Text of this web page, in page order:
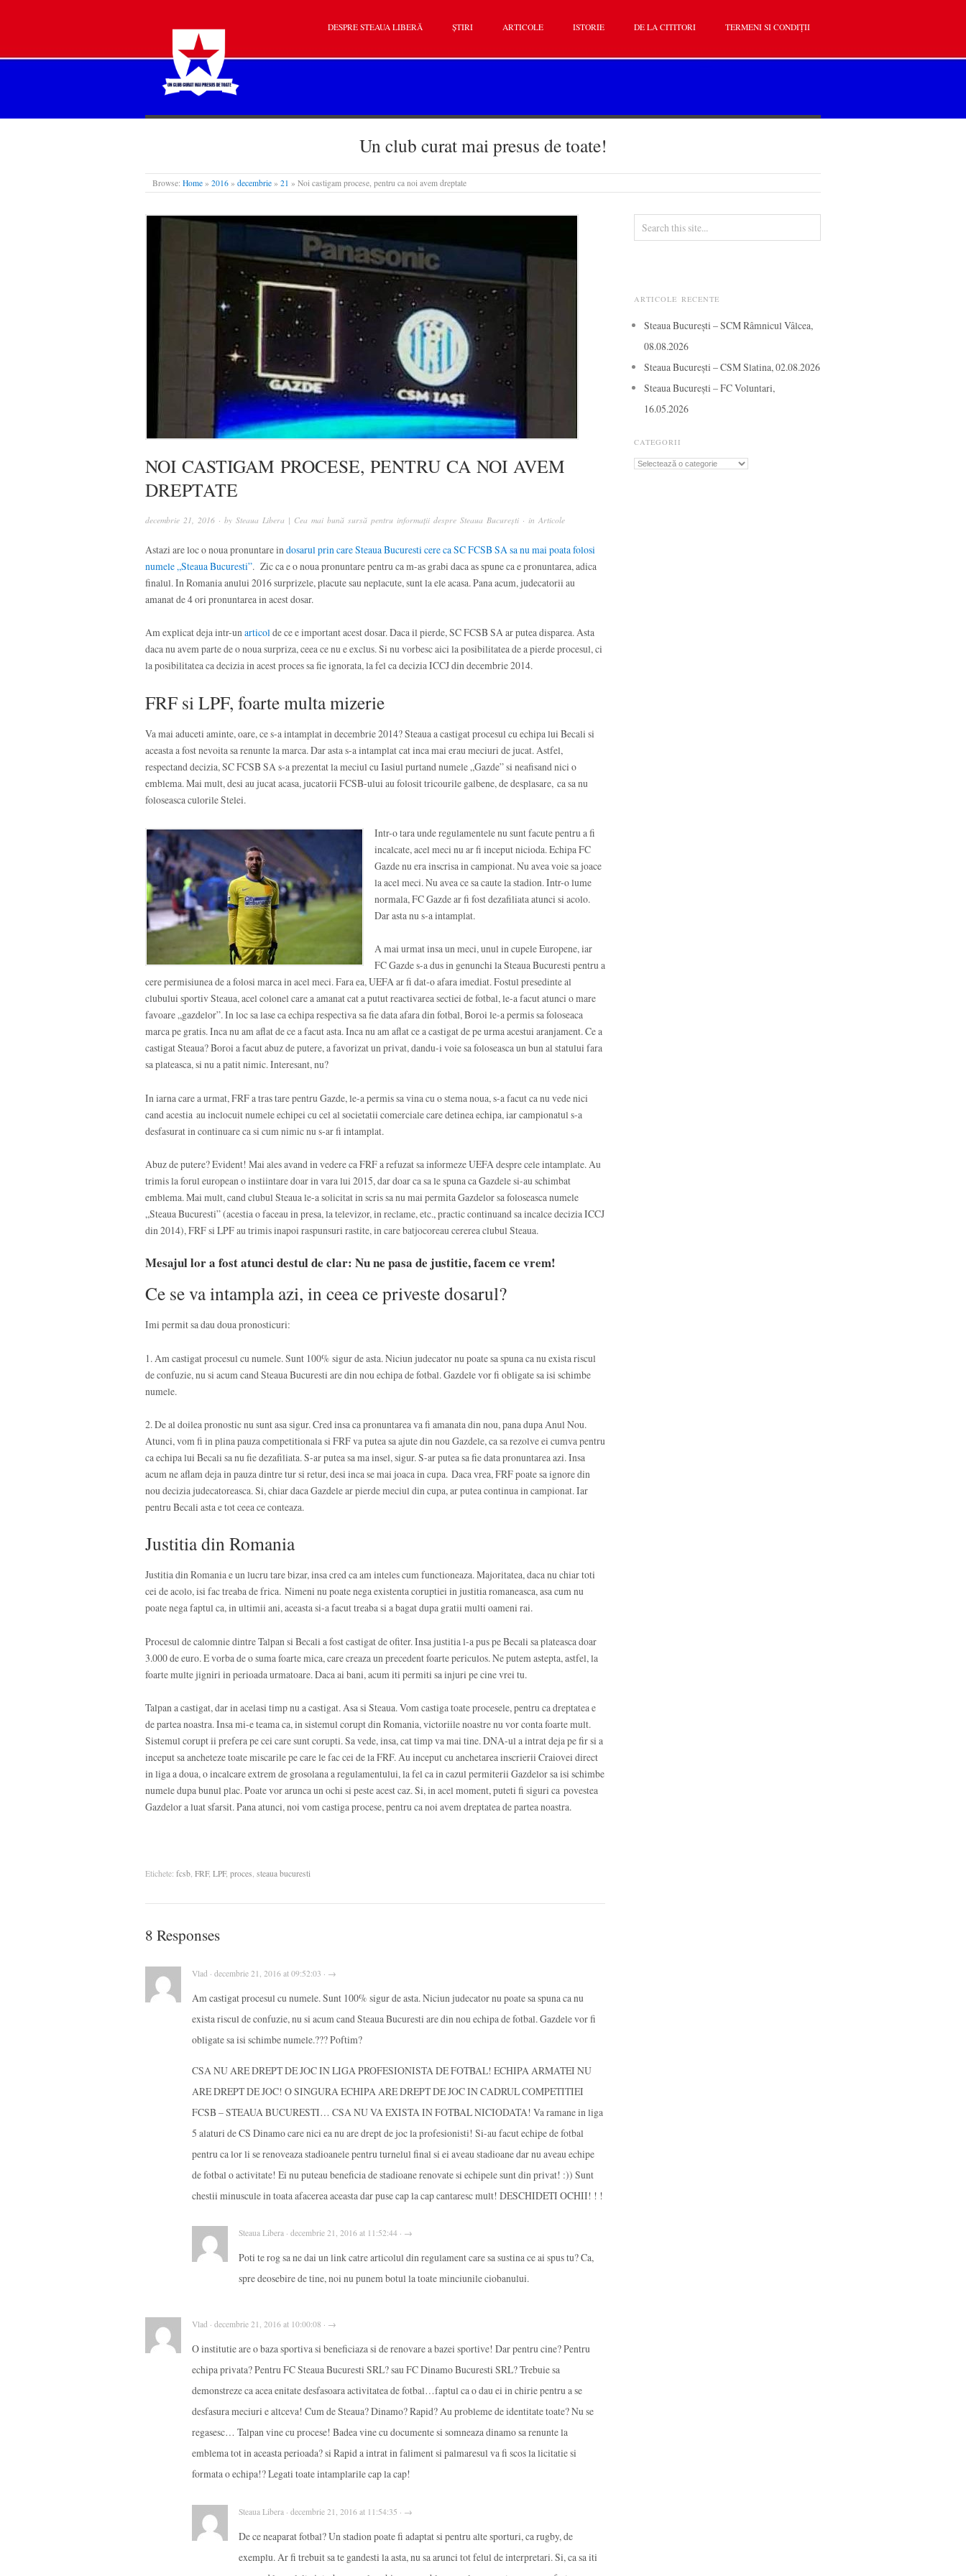
STEAUA LIBERĂ
DESPRE STEAUA LIBERĂ ȘTIRI ARTICOLE ISTORIE DE LA CITITORI TERMENI SI CONDIȚII
Un club curat mai presus de toate!
Browse: Home » 2016 » decembrie » 21 » Noi castigam procese, pentru ca noi avem dreptate
NOI CASTIGAM PROCESE, PENTRU CA NOI AVEM
DREPTATE
decembrie 21, 2016 · by Steaua Libera | Cea mai bună sursă pentru informații despre Steaua București · in Articole
Astazi are loc o noua pronuntare in dosarul prin care Steaua Bucuresti cere ca SC FCSB SA sa nu mai poata folosi
numele „Steaua Bucuresti”. Zic ca e o noua pronuntare pentru ca m-as grabi daca as spune ca e pronuntarea, adica
finalul. In Romania anului 2016 surprizele, placute sau neplacute, sunt la ele acasa. Pana acum, judecatorii au
amanat de 4 ori pronuntarea in acest dosar.
Am explicat deja intr-unarticolde ce e important acest dosar. Daca il pierde, SC FCSB SA ar putea disparea. Asta
daca nu avem parte de o noua surpriza, ceea ce nu e exclus. Si nu vorbesc aici la posibilitatea de a pierde procesul, ci
la posibilitatea ca decizia in acest proces sa fie ignorata, la fel ca decizia ICCJ din decembrie 2014.
FRF si LPF, foarte multa mizerie
Va mai aduceti aminte, oare, ce s-a intamplat in decembrie 2014? Steaua a castigat procesul cu echipa lui Becali si
aceasta a fost nevoita sa renunte la marca. Dar asta s-a intamplat cat inca mai erau meciuri de jucat. Astfel,
respectand decizia, SC FCSB SA s-a prezentat la meciul cu Iasiul purtand numele „Gazde” si neafisand nici o
emblema. Mai mult, desi au jucat acasa, jucatorii FCSB-ului au folosit tricourile galbene, de desplasare, ca sa nu
foloseasca culorile Stelei.
Intr-o tara unde regulamentele nu sunt facute pentru a fi
incalcate, acel meci nu ar fi inceput nicioda. Echipa FC
Gazde nu era inscrisa in campionat. Nu avea voie sa joace
la acel meci. Nu avea ce sa caute la stadion. Intr-o lume
normala, FC Gazde ar fi fost dezafiliata atunci si acolo.
Dar asta nu s-a intamplat.
A mai urmat insa un meci, unul in cupele Europene, iar
FC Gazde s-a dus in genunchi la Steaua Bucuresti pentru a
cere permisiunea de a folosi marca in acel meci. Fara ea, UEFA ar fi dat-o afara imediat. Fostul presedinte al
clubului sportiv Steaua, acel colonel care a amanat cat a putut reactivarea sectiei de fotbal, le-a facut atunci o mare
favoare „gazdelor”. In loc sa lase ca echipa respectiva sa fie data afara din fotbal, Boroi le-a permis sa foloseaca
marca pe gratis. Inca nu am aflat de ce a facut asta. Inca nu am aflat ce a castigat de pe urma acestui aranjament. Ce a
castigat Steaua? Boroi a facut abuz de putere, a favorizat un privat, dandu-i voie sa foloseasca un bun al statului fara
sa plateasca, si nu a patit nimic. Interesant, nu?
In iarna care a urmat, FRF a tras tare pentru Gazde, le-a permis sa vina cu o stema noua, s-a facut ca nu vede nici
cand acestia au inclocuit numele echipei cu cel al societatii comerciale care detinea echipa, iar campionatul s-a
desfasurat in continuare ca si cum nimic nu s-ar fi intamplat.
Abuz de putere? Evident! Mai ales avand in vedere ca FRF a refuzat sa informeze UEFA despre cele intamplate. Au
trimis la forul european o instiintare doar in vara lui 2015, dar doar ca sa le spuna ca Gazdele si-au schimbat
emblema. Mai mult, cand clubul Steaua le-a solicitat in scris sa nu mai permita Gazdelor sa foloseasca numele
„Steaua Bucuresti” (acestia o faceau in presa, la televizor, in reclame, etc., practic continuand sa incalce decizia ICCJ
din 2014), FRF si LPF au trimis inapoi raspunsuri rastite, in care batjocoreau cererea clubul Steaua.
Mesajul lor a fost atunci destul de clar: Nu ne pasa de justitie, facem ce vrem!
Ce se va intampla azi, in ceea ce priveste dosarul?
Imi permit sa dau doua pronosticuri:
1. Am castigat procesul cu numele. Sunt 100% sigur de asta. Niciun judecator nu poate sa spuna ca nu exista riscul
de confuzie, nu si acum cand Steaua Bucuresti are din nou echipa de fotbal. Gazdele vor fi obligate sa isi schimbe
numele.
2. De al doilea pronostic nu sunt asa sigur. Cred insa ca pronuntarea va fi amanata din nou, pana dupa Anul Nou.
Atunci, vom fi in plina pauza competitionala si FRF va putea sa ajute din nou Gazdele, ca sa rezolve ei cumva pentru
ca echipa lui Becali sa nu fie dezafiliata. S-ar putea sa ma insel, sigur. S-ar putea sa fie data pronuntarea azi. Insa
acum ne aflam deja in pauza dintre tur si retur, desi inca se mai joaca in cupa. Daca vrea, FRF poate sa ignore din
nou decizia judecatoreasca. Si, chiar daca Gazdele ar pierde meciul din cupa, ar putea continua in campionat. Iar
pentru Becali asta e tot ceea ce conteaza.
Justitia din Romania
Justitia din Romania e un lucru tare bizar, insa cred ca am inteles cum functioneaza. Majoritatea, daca nu chiar toti
cei de acolo, isi fac treaba de frica. Nimeni nu poate nega existenta coruptiei in justitia romaneasca, asa cum nu
poate nega faptul ca, in ultimii ani, aceasta si-a facut treaba si a bagat dupa gratii multi oameni rai.
Procesul de calomnie dintre Talpan si Becali a fost castigat de ofiter. Insa justitia l-a pus pe Becali sa plateasca doar
3.000 de euro. E vorba de o suma foarte mica, care creaza un precedent foarte periculos. Ne putem astepta, astfel, la
foarte multe jigniri in perioada urmatoare. Daca ai bani, acum iti permiti sa injuri pe cine vrei tu.
Talpan a castigat, dar in acelasi timp nu a castigat. Asa si Steaua. Vom castiga toate procesele, pentru ca dreptatea e
de partea noastra. Insa mi-e teama ca, in sistemul corupt din Romania, victoriile noastre nu vor conta foarte mult.
Sistemul corupt ii prefera pe cei care sunt corupti. Sa vede, insa, cat timp va mai tine. DNA-ul a intrat deja pe fir si a
inceput sa ancheteze toate miscarile pe care le fac cei de la FRF. Au inceput cu anchetarea inscrierii Craiovei direct
in liga a doua, o incalcare extrem de grosolana a regulamentului, la fel ca in cazul permiterii Gazdelor sa isi schimbe
numele dupa bunul plac. Poate vor arunca un ochi si peste acest caz. Si, in acel moment, puteti fi siguri ca povestea
Gazdelor a luat sfarsit. Pana atunci, noi vom castiga procese, pentru ca noi avem dreptatea de partea noastra.
Etichete: fcsb FRF, LPF, proces steaua bucuresti
8 Responses
Vlad · decembrie 21, 2016 at 09:52:03 · →
Am castigat procesul cu numele. Sunt 100% sigur de asta. Niciun judecator nu poate sa spuna ca nu
exista riscul de confuzie, nu si acum cand Steaua Bucuresti are din nou echipa de fotbal. Gazdele vor fi
obligate sa isi schimbe numele.??? Poftim?
CSA NU ARE DREPT DE JOC IN LIGA PROFESIONISTA DE FOTBAL! ECHIPA ARMATEI NU
ARE DREPT DE JOC! O SINGURA ECHIPA ARE DREPT DE JOC IN CADRUL COMPETITIEI
FCSB – STEAUA BUCURESTI… CSA NU VA EXISTA IN FOTBAL NICIODATA! Va ramane in liga
5 alaturi de CS Dinamo care nici ea nu are drept de joc la profesionisti! Si-au facut echipe de fotbal
pentru ca lor li se renoveaza stadioanele pentru turnelul final si ei aveau stadioane dar nu aveau echipe
de fotbal o activitate! Ei nu puteau beneficia de stadioane renovate si echipele sunt din privat! :)) Sunt
chestii minuscule in toata afacerea aceasta dar puse cap la cap cantaresc mult! DESCHIDETI OCHII! ! !
Steaua Libera · decembrie 21, 2016 at 11:52:44 · →
Poti te rog sa ne dai un link catre articolul din regulament care sa sustina ce ai spus tu? Ca,
spre deosebire de tine, noi nu punem botul la toate minciunile ciobanului.
Vlad · decembrie 21, 2016 at 10:00:08 · →
O institutie are o baza sportiva si beneficiaza si de renovare a bazei sportive! Dar pentru cine? Pentru
echipa privata? Pentru FC Steaua Bucuresti SRL? sau FC Dinamo Bucuresti SRL? Trebuie sa
demonstreze ca acea enitate desfasoara activitatea de fotbal…faptul ca o dau ei in chirie pentru a se
desfasura meciuri e altceva! Cum de Steaua? Dinamo? Rapid? Au probleme de identitate toate? Nu se
regasesc… Talpan vine cu procese! Badea vine cu documente si somneaza dinamo sa renunte la
emblema tot in aceasta perioada? si Rapid a intrat in faliment si palmaresul va fi scos la licitatie si
formata o echipa!? Legati toate intamplarile cap la cap!
Steaua Libera · decembrie 21, 2016 at 11:54:35 · →
De ce neaparat fotbal? Un stadion poate fi adaptat si pentru alte sporturi, ca rugby, de
exemplu. Ar fi trebuit sa te gandesti la asta, nu sa arunci tot felul de interpretari. Si, ca sa iti
ARTICOLE RECENTE
Steaua București – SCM Râmnicul Vâlcea,
08.08.2026
Steaua București – CSM Slatina, 02.08.2026
Steaua București – FC Voluntari,
16.05.2026
CATEGORII
Categorii